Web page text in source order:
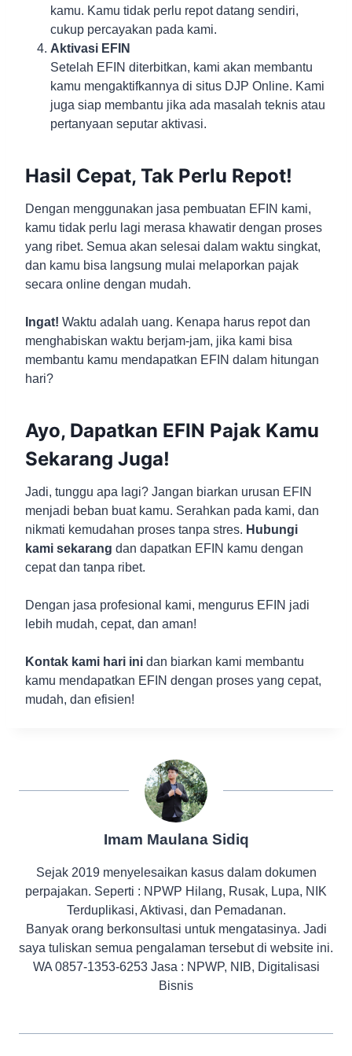
kamu. Kamu tidak perlu repot datang sendiri,
cukup percayakan pada kami.
Aktivasi EFIN
Setelah EFIN diterbitkan, kami akan membantu
kamu mengaktifkannya di situs DJP Online. Kami
juga siap membantu jika ada masalah teknis atau
pertanyaan seputar aktivasi.
Hasil Cepat, Tak Perlu Repot!
Dengan menggunakan jasa pembuatan EFIN kami,
kamu tidak perlu lagi merasa khawatir dengan proses
yang ribet. Semua akan selesai dalam waktu singkat,
dan kamu bisa langsung mulai melaporkan pajak
secara online dengan mudah.
Ingat! Waktu adalah uang. Kenapa harus repot dan
menghabiskan waktu berjam-jam, jika kami bisa
membantu kamu mendapatkan EFIN dalam hitungan
hari?
Ayo, Dapatkan EFIN Pajak Kamu
Sekarang Juga!
Jadi, tunggu apa lagi? Jangan biarkan urusan EFIN
menjadi beban buat kamu. Serahkan pada kami, dan
nikmati kemudahan proses tanpa stres. Hubungi
kami sekarang dan dapatkan EFIN kamu dengan
cepat dan tanpa ribet.
Dengan jasa profesional kami, mengurus EFIN jadi
lebih mudah, cepat, dan aman!
Kontak kami hari ini dan biarkan kami membantu
kamu mendapatkan EFIN dengan proses yang cepat,
mudah, dan efisien!
Imam Maulana Sidiq
Sejak 2019 menyelesaikan kasus dalam dokumen
perpajakan. Seperti : NPWP Hilang, Rusak, Lupa, NIK
Terduplikasi, Aktivasi, dan Pemadanan.
Banyak orang berkonsultasi untuk mengatasinya. Jadi
saya tuliskan semua pengalaman tersebut di website ini.
WA 0857-1353-6253 Jasa : NPWP, NIB, Digitalisasi
Bisnis